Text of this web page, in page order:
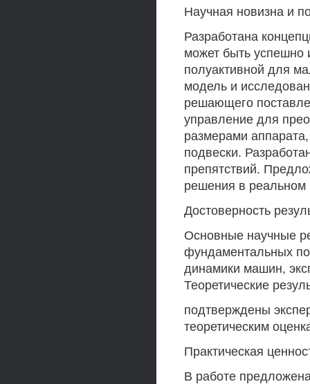
Научная новизна и
Разработана
может быть успешно
полуактивной для
модель и
решающего
управление для
размерами
подвески.
препятствий.
решения в реальном
Достоверность
Основные научные
фундаментальных
динамики машин,
Теоретические
подтверждены
теоретическим
Практическая
В работе